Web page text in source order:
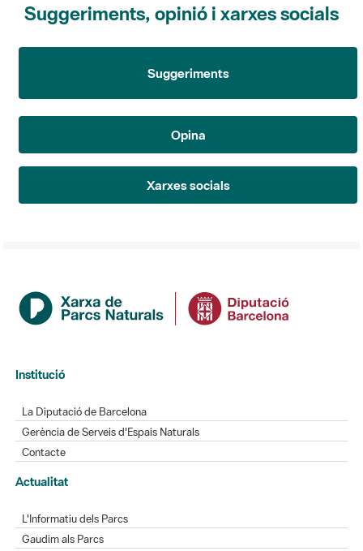
Suggeriments, opinió i xarxes socials
Suggeriments
Opina
Xarxes socials
Institució
La Diputació de Barcelona
Gerència de Serveis d'Espais Naturals
Contacte
Actualitat
L'Informatiu dels Parcs
Gaudim als Parcs